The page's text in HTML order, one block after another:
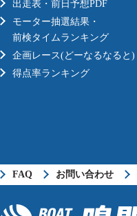
出走表・前日予想PDF
モーター抽選結果・
前検タイムランキング
企画レース(どーなるなると)
得点率ランキング
FAQ お問い合わせ